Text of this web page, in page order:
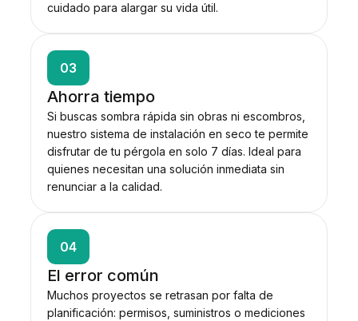
cuidado para alargar su vida útil.
03
Ahorra tiempo
Si buscas sombra rápida sin obras ni escombros,
nuestro sistema de instalación en seco te permite
disfrutar de tu pérgola en solo 7 días. Ideal para
quienes necesitan una solución inmediata sin
renunciar a la calidad.
04
El error común
Muchos proyectos se retrasan por falta de
planificación: permisos, suministros o mediciones